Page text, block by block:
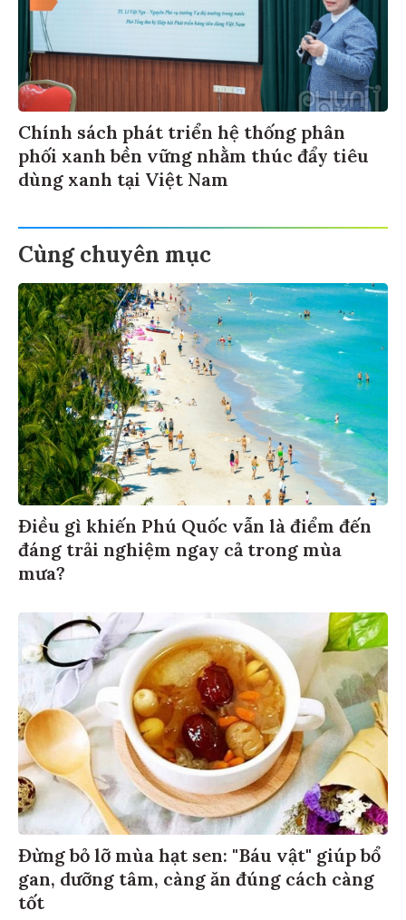
Chính sách phát triển hệ thống phân
phối xanh bền vững nhằm thúc đẩy tiêu
dùng xanh tại Việt Nam
Cùng chuyên mục
Điều gì khiến Phú Quốc vẫn là điểm đến
đáng trải nghiệm ngay cả trong mùa
mưa?
Đừng bỏ lỡ mùa hạt sen: "Báu vật" giúp bổ
gan, dưỡng tâm, càng ăn đúng cách càng
tốt